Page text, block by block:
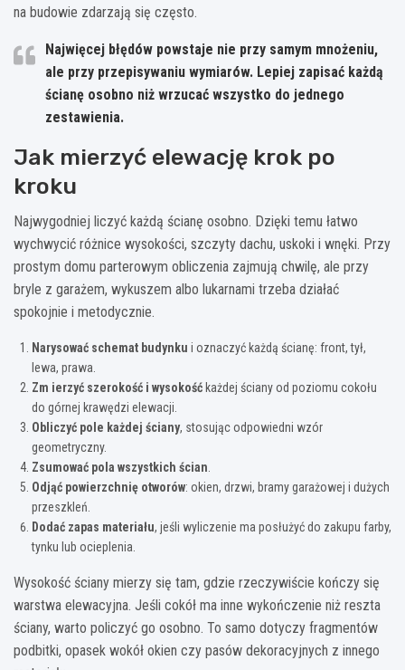
na budowie zdarzają się często.
Najwięcej błędów powstaje nie przy samym mnożeniu,
ale przy przepisywaniu wymiarów. Lepiej zapisać każdą
ścianę osobno niż wrzucać wszystko do jednego
zestawienia.
Jak mierzyć elewację krok po
kroku
Najwygodniej liczyć każdą ścianę osobno. Dzięki temu łatwo
wychwycić różnice wysokości, szczyty dachu, uskoki i wnęki. Przy
prostym domu parterowym obliczenia zajmują chwilę, ale przy
bryle z garażem, wykuszem albo lukarnami trzeba działać
spokojnie i metodycznie.
Narysować schemat budynku i oznaczyć każdą ścianę: front, tył,
lewa, prawa.
Zm ierzyć szerokość i wysokość każdej ściany od poziomu cokołu
do górnej krawędzi elewacji.
Obliczyć pole każdej ściany, stosując odpowiedni wzór
geometryczny.
Zsumować pola wszystkich ścian
Odjąć powierzchnię otworów: okien, drzwi, bramy garażowej i dużych
przeszkleń.
Dodać zapas materiału, jeśli wyliczenie ma posłużyć do zakupu farby,
tynku lub ocieplenia.
Wysokość ściany mierzy się tam, gdzie rzeczywiście kończy się
warstwa elewacyjna. Jeśli cokół ma inne wykończenie niż reszta
ściany, warto policzyć go osobno. To samo dotyczy fragmentów
podbitki, opasek wokół okien czy pasów dekoracyjnych z innego